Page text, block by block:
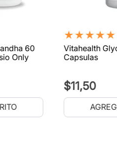
60
Only
★★★★★
Vitahealth
Capsulas
$11,50